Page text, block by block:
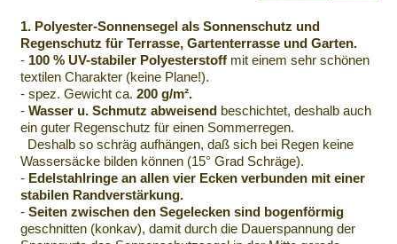
1. Polyester-Sonnensegel als Sonnenschutz und
Regenschutz für Terrasse, Gartenterrasse und Garten.
- 100 % UV-stabiler Polyesterstoff mit einem sehr schönen
textilen Charakter (keine Plane!).
- spez. Gewicht ca. 200 g/m².
- Wasser u. Schmutz abweisend beschichtet, deshalb auch
ein guter Regenschutz für einen Sommerregen.
Deshalb so schräg aufhängen, daß sich bei Regen keine
Wassersäcke bilden können (15° Grad Schräge).
- Edelstahlringe an allen vier Ecken verbunden mit einer
stabilen Randverstärkung.
- Seiten zwischen den Segelecken sind bogenförmig
geschnitten (konkav), damit durch die Dauerspannung der